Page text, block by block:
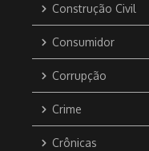
Construção Civil
Consumidor
Corrupção
Crime
Crônicas